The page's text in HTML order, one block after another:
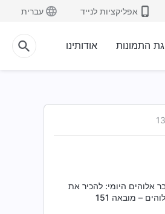
אפליקציות לנייד עברית
התמונות אודותינו
– מובאה 148
אלוהים היומי: להכיר את
– מובאה 150
אלוהים היומי: להכיר את
– מובאה 151